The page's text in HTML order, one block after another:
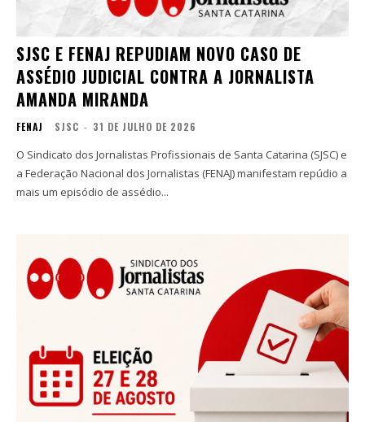
SJSC E FENAJ REPUDIAM NOVO CASO DE
ASSÉDIO JUDICIAL CONTRA A JORNALISTA
AMANDA MIRANDA
FENAJ SJSC - 31 DE JULHO DE 2026
O Sindicato dos Jornalistas Profissionais de Santa Catarina (SJSC) e
a Federação Nacional dos Jornalistas (FENAJ) manifestam repúdio a
mais um episódio de assédio...